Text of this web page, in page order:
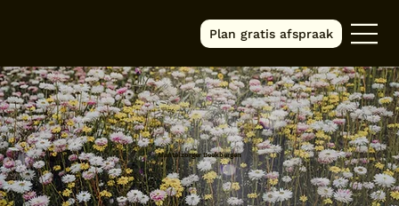
Plan gratis afspraak
Mantelzorger Beekbergen